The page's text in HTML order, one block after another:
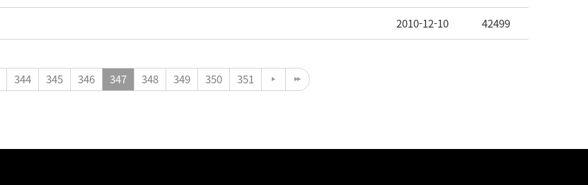
2010-12-10 42499
344 345 346 347 348 349 350 351